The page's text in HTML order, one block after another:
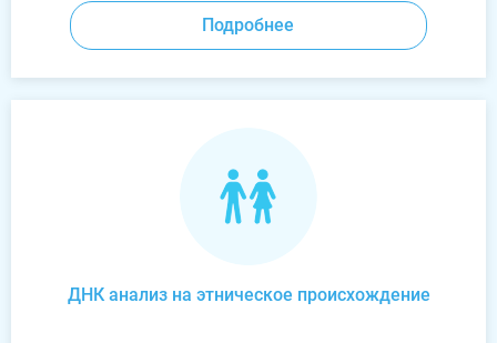
Подробнее
ДНК анализ на этническое происхождение